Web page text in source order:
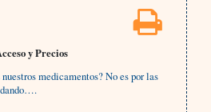
y Precios
medicamentos? No es por las
dando….